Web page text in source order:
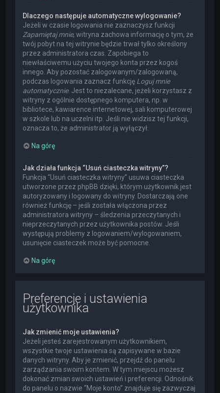
Dlaczego następuje automatyczne wylogowanie?
Jeżeli w czasie logowania nie zaznaczysz funkcji
Zapamiętaj mnie, witryna zachowa informację o tym, że
twój pobyt na tej witrynie będzie trwał tylko określony
przez administratora czas. Zapobiega to
niewłaściwemu użyciu twojego konta przez kogoś
innego. Aby pozostać zalogowanym/zalogowaną,
podczas logowania zaznacz funkcję Loguj mnie
automatycznie. Jest to niezalecane, jeżeli korzystasz z
witryny z ogólnie dostępnego komputera, np. w
bibliotece, kawiarence internetowej, sali komputerowej
w szkole lub na uczelni itp. Jeśli nie widzisz tej funkcji,
oznacza to, że administrator ją wyłączył.
Na górę
Jak działa funkcja “Usuń ciasteczka witryny”?
Funkcja “Usuń ciasteczka witryny” usuwa ciasteczka
utworzone przez phpBB dzięki, którym użytkownik jest
autoryzowany i logowany do witryny. Dostarczają one
również funkcję – jeśli została włączona przez
administratora witryny – śledzenia przeczytanych i
nieprzeczytanych przez użytkownika postów. Jeśli
występują problemy z logowaniem/wylogowaniem,
usunięcie ciasteczek może być pomocne.
Na górę
Preferencje i ustawienia
użytkownika
Jak zmienić moje ustawienia?
Jeżeli jesteś zarejestrowanym użytkownikiem,
wszystkie twoje ustawienia są zapisywane w bazie
danych witryny. Aby je zmienić, przejdź do panelu
zarządzania swoim kontem. W tym miejscu możesz
dokonać zmian swoich ustawień i preferencji. Odnośnik
do panelu o nazwie “Moje konto” znajduje się zazwyczaj